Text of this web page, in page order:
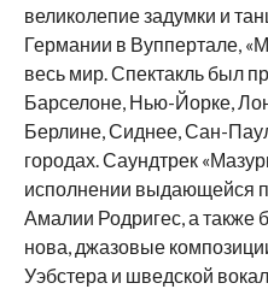
великолепие задумки и
Германии в Вуппертале,
весь мир. Спектакль был
Барселоне, Нью-Йорке,
Берлине, Сиднее, Сан-
городах. Саундтрек
исполнении выдающейся
Амалии Родригес, а также
нова, джазовые
Уэбстера и шведской